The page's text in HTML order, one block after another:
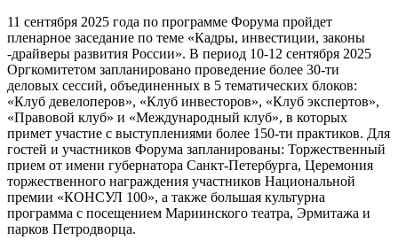
11 сентября 2025 года по программе Форума пройдет
пленарное заседание по теме «Кадры, инвестиции, законы
-драйверы развития России». В период 10-12 сентября 2025
Оргкомитетом запланировано проведение более 30-ти
деловых сессий, объединенных в 5 тематических блоков:
«Клуб девелоперов», «Клуб инвесторов», «Клуб экспертов»,
«Правовой клуб» и «Международный клуб», в которых
примет участие с выступлениями более 150-ти практиков. Для
гостей и участников Форума запланированы: Торжественный
прием от имени губернатора Санкт-Петербурга, Церемония
торжественного награждения участников Национальной
премии «КОНСУЛ 100», а также большая культурна
программа с посещением Мариинского театра, Эрмитажа и
парков Петродворца.